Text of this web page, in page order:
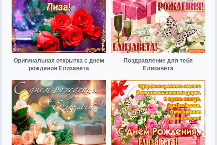
Оригинальная открытка с днем
рождения Елизавета
Поздравление для тебя
Елизавета